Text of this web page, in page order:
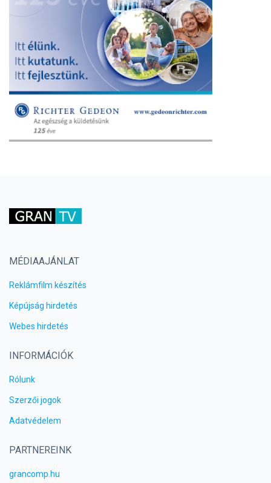
MÉDIAAJÁNLAT
Reklámfilm készítés
Képújság hirdetés
Webes hirdetés
INFORMÁCIÓK
Rólunk
Szerzői jogok
Adatvédelem
PARTNEREINK
grancomp.hu